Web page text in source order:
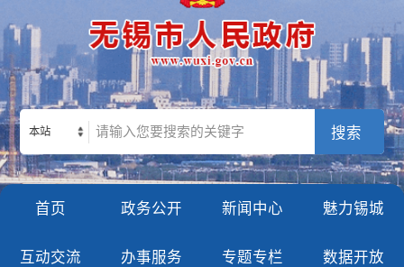
本站
首页 政务公开 新闻中心 魅力锡城
互动交流 办事服务 专题专栏 数据开放